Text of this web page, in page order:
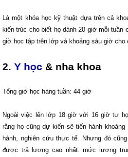
Là một khóa học kỹ thuật dựa trên cả
kiến ​​trúc cho biết họ dành 20 giờ mỗi tuần
giờ học tập trên lớp và khoảng sáu giờ cho
2. Y học & nha khoa
Tổng giờ học hàng tuần: 44 giờ
Ngoài việc lên lớp 18 giờ với 16 giờ tự
rằng họ cũng dự kiến ​​sẽ tiến hành
hành, nghiên cứu thực tế. Nhưng đó
được trả lương cao nhất: mức lương